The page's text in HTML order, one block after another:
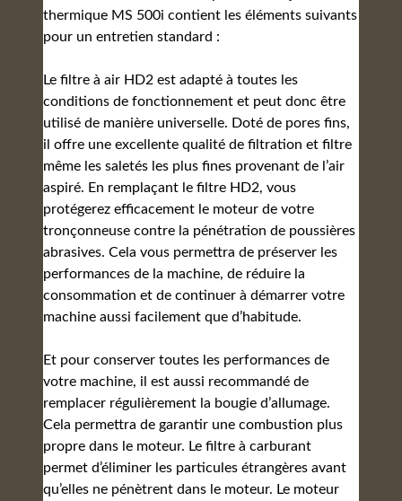
thermique MS 500i contient les éléments suivants
pour un entretien standard :
Le filtre à air HD2 est adapté à toutes les
conditions de fonctionnement et peut donc être
utilisé de manière universelle. Doté de pores fins,
il offre une excellente qualité de filtration et filtre
même les saletés les plus fines provenant de l’air
aspiré. En remplaçant le filtre HD2, vous
protégerez efficacement le moteur de votre
tronçonneuse contre la pénétration de poussières
abrasives. Cela vous permettra de préserver les
performances de la machine, de réduire la
consommation et de continuer à démarrer votre
machine aussi facilement que d’habitude.
Et pour conserver toutes les performances de
votre machine, il est aussi recommandé de
remplacer régulièrement la bougie d’allumage.
Cela permettra de garantir une combustion plus
propre dans le moteur. Le filtre à carburant
permet d’éliminer les particules étrangères avant
qu’elles ne pénètrent dans le moteur. Le moteur